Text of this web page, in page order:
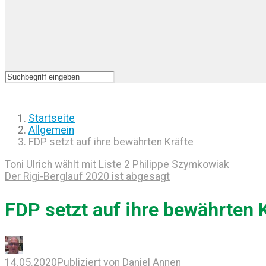
Startseite
Allgemein
FDP setzt auf ihre bewährten Kräfte
Toni Ulrich wählt mit Liste 2 Philippe Szymkowiak
Der Rigi-Berglauf 2020 ist abgesagt
FDP setzt auf ihre bewährten
14.05.2020Publiziert von Daniel Annen